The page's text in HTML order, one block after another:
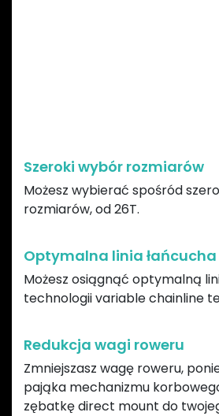
Szeroki wybór rozmiarów
Możesz wybierać spośród
rozmiarów, od 26T.
Optymalna linia łańcucha
Możesz osiągnąć optymalną
technologii variable chainline
Redukcja wagi roweru
Zmniejszasz wagę roweru,
pająka mechanizmu
zębatkę direct mount do